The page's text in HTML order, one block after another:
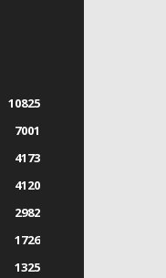
10825
7001
4173
4120
2982
1726
1325